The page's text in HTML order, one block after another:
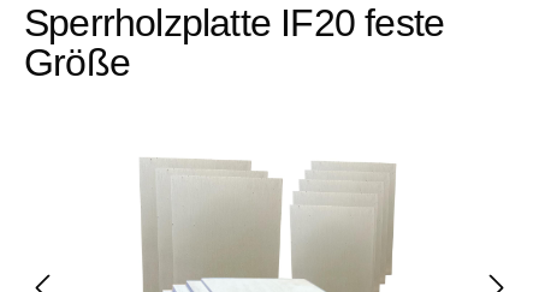
Sperrholzplatte IF20 feste
Größe
Bildergalerie überspringen